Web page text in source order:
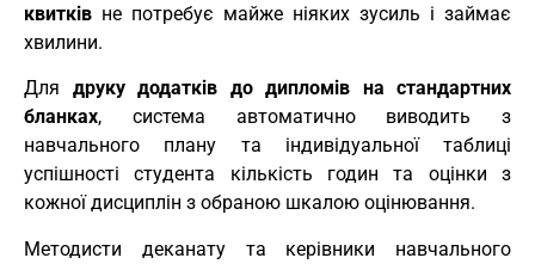
квитків не потребує майже ніяких зусиль і займає
хвилини.
Для друку додатків до дипломів на стандартних
бланках, система автоматично виводить з
навчального плану та індивідуальної таблиці
успішності студента кількість годин та оцінки з
кожної дисциплін з обраною шкалою оцінювання.
Методисти деканату та керівники навчального